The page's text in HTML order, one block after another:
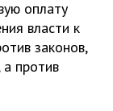
оплату
власти к
законов,
против